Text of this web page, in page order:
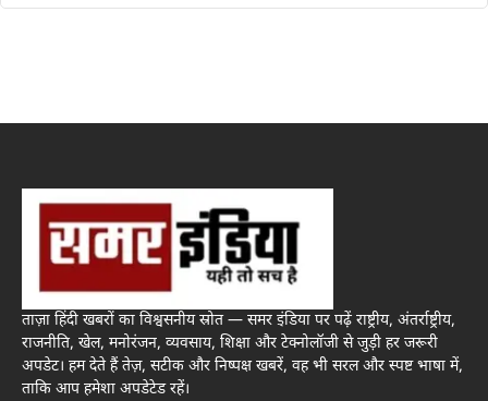
ताज़ा हिंदी खबरों का विश्वसनीय स्रोत — समर इंडिया पर पढ़ें राष्ट्रीय, अंतर्राष्ट्रीय,
राजनीति, खेल, मनोरंजन, व्यवसाय, शिक्षा और टेक्नोलॉजी से जुड़ी हर जरूरी
अपडेट। हम देते हैं तेज़, सटीक और निष्पक्ष खबरें, वह भी सरल और स्पष्ट भाषा में,
ताकि आप हमेशा अपडेटेड रहें।